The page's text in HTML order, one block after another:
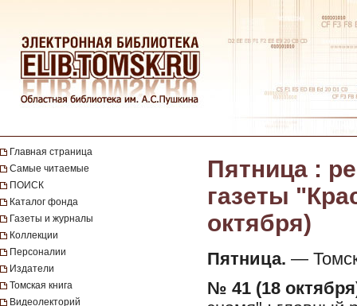
Главная страница
Самые читаемые
ПОИСК
Каталог фонда
Газеты и журналы
Коллекции
Персоналии
Издатели
Томская книга
Видеолекторий
Пятница :
газеты
октября)
Пятница. —
№ 41 (18